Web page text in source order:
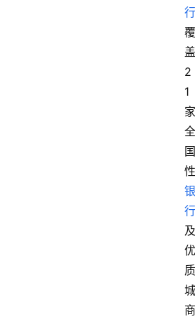
行
覆
盖
2
1
家
全
国
性
银
行
及
优
质
城
商